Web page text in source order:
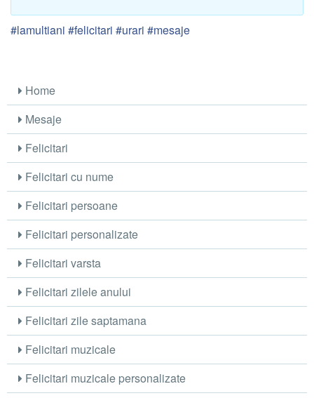
#lamultiani #felicitari #urari #mesaje
Home
Mesaje
Felicitari
Felicitari cu nume
Felicitari persoane
Felicitari personalizate
Felicitari varsta
Felicitari zilele anului
Felicitari zile saptamana
Felicitari muzicale
Felicitari muzicale personalizate